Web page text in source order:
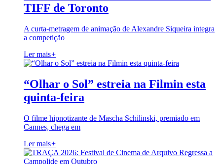
TIFF de Toronto
A curta-metragem de animação de Alexandre Siqueira integra
a competição
Ler mais+
“Olhar o Sol” estreia na Filmin esta
quinta-feira
O filme hipnotizante de Mascha Schilinski, premiado em
Cannes, chega em
Ler mais+